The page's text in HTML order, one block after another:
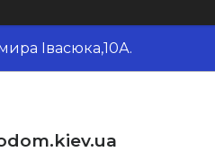
Івасюка,10А.